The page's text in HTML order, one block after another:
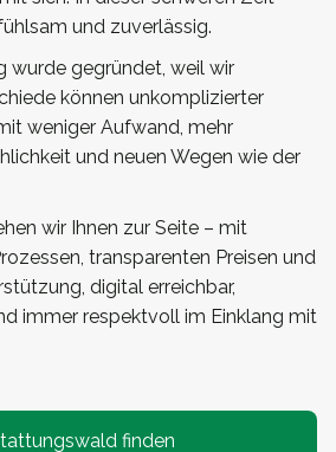
und zuverlässig.
wurde gegründet, weil wir
können unkomplizierter
weniger Aufwand, mehr
und neuen Wegen wie der
wir Ihnen zur Seite – mit
transparenten Preisen und
digital erreichbar,
immer respektvoll im Einklang mit
finden